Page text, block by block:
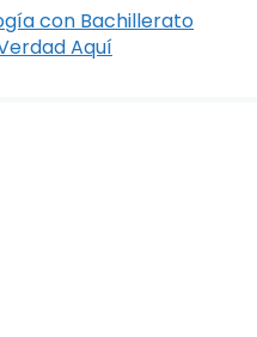
con Bachillerato
Aquí